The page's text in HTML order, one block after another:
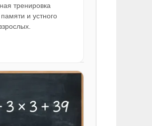
тренировка
и устного